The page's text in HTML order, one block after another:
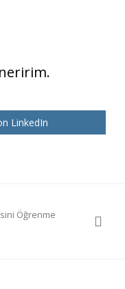
LinkedIn
Öğrenme